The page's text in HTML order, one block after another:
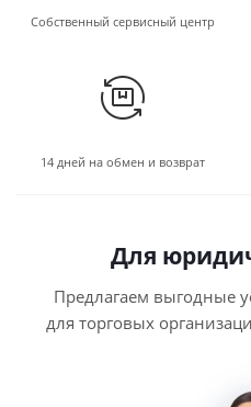
Собственный сервисный центр
14 дней на обмен и возврат
Для
Предлагаем выгодные
для торговых